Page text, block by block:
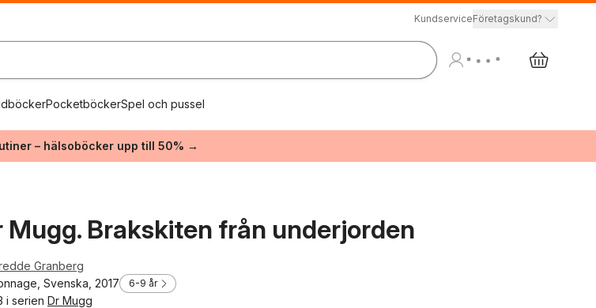
KundserviceFöretagskund?
PocketböckerSpel och pussel
– hälsoböcker upp till 50% →
Mugg. Brakskiten från underjorden
Granberg
Svenska, 2017
6-9 år
i serien Dr Mugg